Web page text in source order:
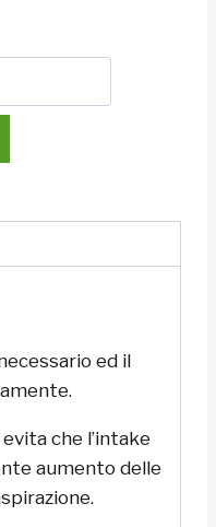
ed il
che l’intake
aumento delle